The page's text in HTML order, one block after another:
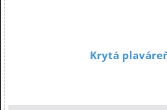
Krytá